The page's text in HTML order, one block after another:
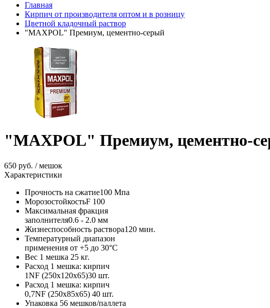
Главная
Кирпич от производителя оптом и в розницу
Цветной кладочный раствор
"MAXPOL" Премиум, цементно-серый
"MAXPOL" Премиум, цементно-
650 руб. / мешок
Характеристики
Прочность на сжатие100 Мпа
МорозостойкостьF 100
Максимальная фракция
заполнителя0.6 - 2.0 мм
Жизнеспособность раствора120 мин.
Температурный диапазон
применения от +5 до 30°C
Вес 1 мешка 25 кг.
Расход 1 мешка: кирпич
1NF (250х120х65)30 шт.
Расход 1 мешка: кирпич
0,7NF (250х85х65) 40 шт.
Упаковка 56 мешков/паллета